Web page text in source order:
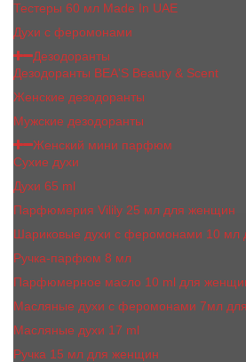
Тестеры 60 мл Made In UAE
Духи с феромонами
Дезодоранты
Дезодоранты BEA'S Beauty & Scent
Женские дезодоранты
Мужские дезодоранты
Женский мини парфюм
Сухие духи
Духи 65 ml
Парфюмерия Vilily 25 мл для женщин
Шариковые духи с феромонами 10 мл
Ручка-парфюм 8 мл
Парфюмерное масло 10 ml для
Масляные духи c феромонами 7мл
Масляные духи 17 ml
Ручка 15 мл для женщин